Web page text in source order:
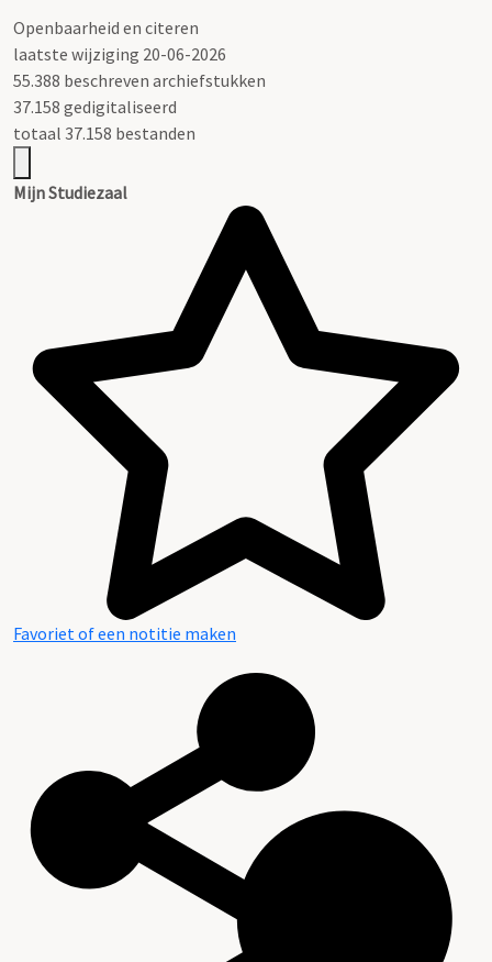
Openbaarheid en citeren
laatste wijziging 20-06-2026
55.388 beschreven archiefstukken
37.158 gedigitaliseerd
totaal 37.158 bestanden
Mijn Studiezaal
Favoriet of een notitie maken